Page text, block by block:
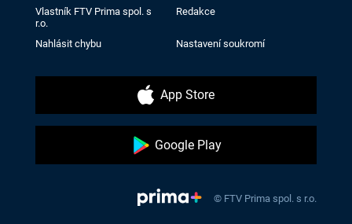
Vlastník FTV Prima spol. s
r.o.
Redakce
Nahlásit chybu Nastavení soukromí
App Store
Google Play
© FTV Prima spol. s r.o.